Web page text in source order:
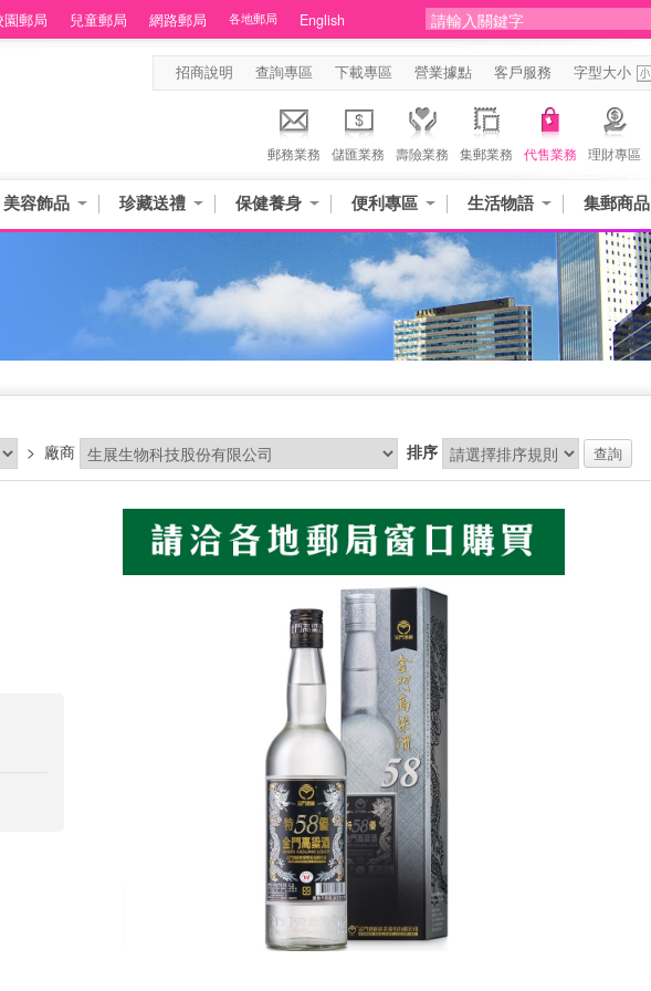
園郵局 兒童郵局 網路郵局 各地郵局 English
招商說明 查詢專區 下載專區 營業據點 客戶服務 字型大小
郵務業務 儲匯業務 壽險業務 集郵業務 代售業務 理財專區
美容飾品 珍藏送禮 保健養身 便利專區 生活物語 集郵商品
> 廠商 排序